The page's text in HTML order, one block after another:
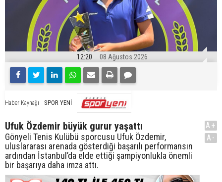
12:20 08 Ağustos 2026
Haber Kaynağı SPOR YENİ
Ufuk Özdemir büyük gurur yaşattı
Gönyeli Tenis Kulübü sporcusu Ufuk Özdemir,
uluslararası arenada gösterdiği başarılı performansın
ardından İstanbul’da elde ettiği şampiyonlukla önemli
bir başarıya daha imza attı.
A+
A-